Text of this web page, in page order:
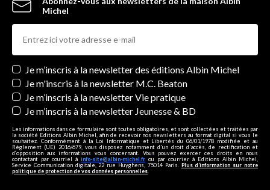
Michel
Newsletters
Je m’inscris à la newsletter des éditions Albin Michel
Je m'inscris à la newsletter M.C. Beaton
Je m’inscris à la newsletter Vie pratique
Je m’inscris à la newsletter Jeunesse & BD
Les informations dans ce formulaire sont toutes obligatoires, et sont collectées et traitées par
la société Editions Albin Michel, afin de recevoir nos newsletters au format digital si vous le
souhaitez. Conformément à la Loi Informatique et Libertés du 06/01/1978 modifiée et au
Règlement (UE) 2016/679, vous disposez notamment d'un droit d'accès, de rectification et
d’opposition aux informations vous concernant. Vous pouvez exercer ces droits en nous
contactant par courriel à info-site@albin-michel.fr ou par courrier à Editions Albin Michel,
Service Communication digitale, 22 rue Huyghens, 75014 Paris. Plus d’information sur notre
politique de protection de vos données personnelles